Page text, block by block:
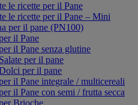
le ricette per il Pane
le ricette per il Pane – Mini
per il pane (PN100)
il Pane
il Pane senza glutine
per il pane
per il pane
il Pane integrale / multicereali
il Pane con semi / frutta secca
Brioche